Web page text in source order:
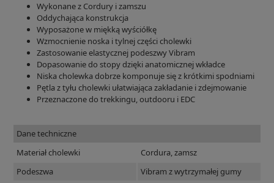
Wykonane z Cordury i zamszu
Oddychająca konstrukcja
Wyposażone w miękką wyściółkę
Wzmocnienie noska i tylnej części cholewki
Zastosowanie elastycznej podeszwy Vibram
Dopasowanie do stopy dzięki anatomicznej wkładce
Niska cholewka dobrze komponuje się z krótkimi spodniami
Pętla z tyłu cholewki ułatwiająca zakładanie i zdejmowanie
Przeznaczone do trekkingu, outdooru i EDC
Dane techniczne
Materiał cholewki
Cordura, zamsz
Podeszwa
Vibram z wytrzymałej gumy